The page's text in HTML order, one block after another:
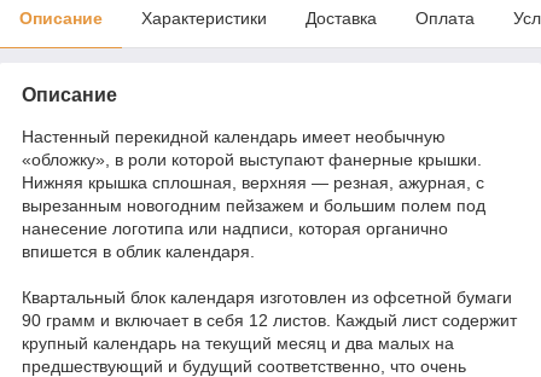
Описание Характеристики Доставка Оплата
Описание
Настенный перекидной календарь имеет необычную
«обложку», в роли которой выступают фанерные крышки.
Нижняя крышка сплошная, верхняя — резная, ажурная, с
вырезанным новогодним пейзажем и большим полем под
нанесение логотипа или надписи, которая органично
впишется в облик календаря.
Квартальный блок календаря изготовлен из офсетной бумаги
90 грамм и включает в себя 12 листов. Каждый лист содержит
крупный календарь на текущий месяц и два малых на
предшествующий и будущий соответственно, что очень